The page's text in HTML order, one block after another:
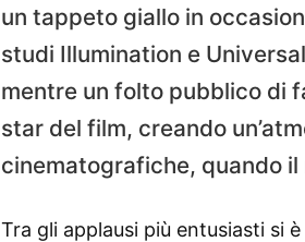
un tappeto giallo in
studi Illumination e
mentre un folto pubblico di
star del film, creando
cinematografiche, quando
Tra gli applausi più entusiasti si